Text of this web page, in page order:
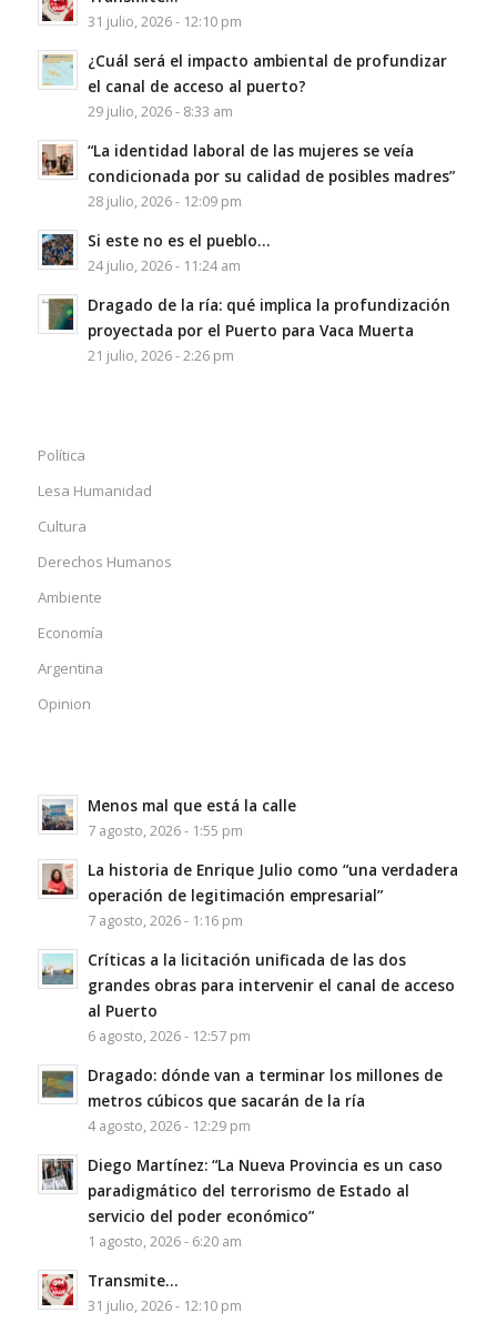
31 julio, 2026 - 12:10 pm
¿Cuál será el impacto ambiental de profundizar
el canal de acceso al puerto?
29 julio, 2026 - 8:33 am
“La identidad laboral de las mujeres se veía
condicionada por su calidad de posibles madres”
28 julio, 2026 - 12:09 pm
Si este no es el pueblo…
24 julio, 2026 - 11:24 am
Dragado de la ría: qué implica la profundización
proyectada por el Puerto para Vaca Muerta
21 julio, 2026 - 2:26 pm
Política
Lesa Humanidad
Cultura
Derechos Humanos
Ambiente
Economía
Argentina
Opinion
Menos mal que está la calle
7 agosto, 2026 - 1:55 pm
La historia de Enrique Julio como “una verdadera
operación de legitimación empresarial”
7 agosto, 2026 - 1:16 pm
Críticas a la licitación unificada de las dos
grandes obras para intervenir el canal de acceso
al Puerto
6 agosto, 2026 - 12:57 pm
Dragado: dónde van a terminar los millones de
metros cúbicos que sacarán de la ría
4 agosto, 2026 - 12:29 pm
Diego Martínez: “La Nueva Provincia es un caso
paradigmático del terrorismo de Estado al
servicio del poder económico”
1 agosto, 2026 - 6:20 am
Transmite…
31 julio, 2026 - 12:10 pm